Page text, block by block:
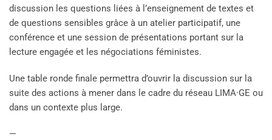
discussion les questions liées à l’enseignement de textes et
de questions sensibles grâce à un atelier participatif, une
conférence et une session de présentations portant sur la
lecture engagée et les négociations féministes.
Une table ronde finale permettra d’ouvrir la discussion sur la
suite des actions à mener dans le cadre du réseau LIMA·GE ou
dans un contexte plus large.
—